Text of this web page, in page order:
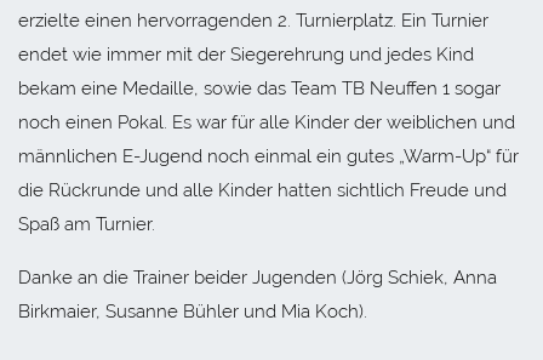
erzielte einen hervorragenden 2. Turnierplatz. Ein Turnier
endet wie immer mit der Siegerehrung und jedes Kind
bekam eine Medaille, sowie das Team TB Neuffen 1 sogar
noch einen Pokal. Es war für alle Kinder der weiblichen und
männlichen E-Jugend noch einmal ein gutes „Warm-Up“ für
die Rückrunde und alle Kinder hatten sichtlich Freude und
Spaß am Turnier.
Danke an die Trainer beider Jugenden (Jörg Schiek, Anna
Birkmaier, Susanne Bühler und Mia Koch).